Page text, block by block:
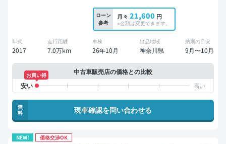
ローン
参考
月々 21,600 円
※金額は変更できます。
年式
2017
走行距離
7.0万km
車検
26年10月
出品地域
神奈川県
納期の目安
9月〜10月
中古車販売店の価格との比較
お買い得
無
料
現車確認を問い合わせる
NEW! 価格交渉OK